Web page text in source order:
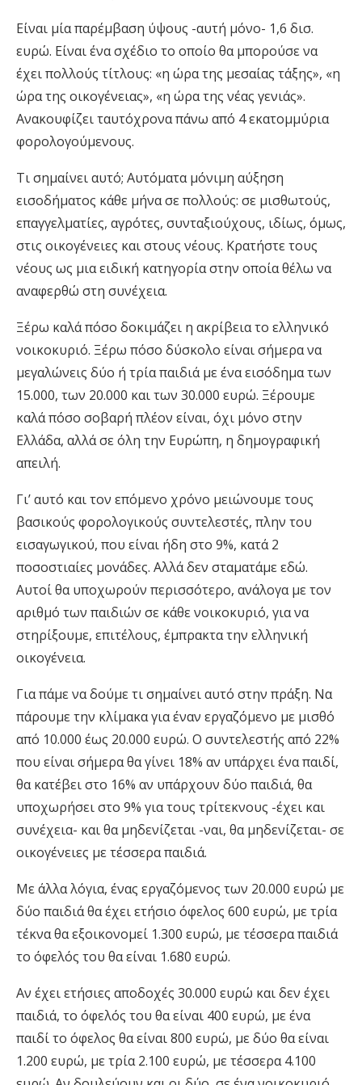
Είναι μία παρέμβαση ύψους -αυτή μόνο- 1,6 δισ.
ευρώ. Είναι ένα σχέδιο το οποίο θα μπορούσε να
έχει πολλούς τίτλους: «η ώρα της μεσαίας τάξης», «η
ώρα της οικογένειας», «η ώρα της νέας γενιάς».
Ανακουφίζει ταυτόχρονα πάνω από 4 εκατομμύρια
φορολογούμενους.
Τι σημαίνει αυτό; Αυτόματα μόνιμη αύξηση
εισοδήματος κάθε μήνα σε πολλούς: σε μισθωτούς,
επαγγελματίες, αγρότες, συνταξιούχους, ιδίως, όμως,
στις οικογένειες και στους νέους. Κρατήστε τους
νέους ως μια ειδική κατηγορία στην οποία θέλω να
αναφερθώ στη συνέχεια.
Ξέρω καλά πόσο δοκιμάζει η ακρίβεια το ελληνικό
νοικοκυριό. Ξέρω πόσο δύσκολο είναι σήμερα να
μεγαλώνεις δύο ή τρία παιδιά με ένα εισόδημα των
15.000, των 20.000 και των 30.000 ευρώ. Ξέρουμε
καλά πόσο σοβαρή πλέον είναι, όχι μόνο στην
Ελλάδα, αλλά σε όλη την Ευρώπη, η δημογραφική
απειλή.
Γι’ αυτό και τον επόμενο χρόνο μειώνουμε τους
βασικούς φορολογικούς συντελεστές, πλην του
εισαγωγικού, που είναι ήδη στο 9%, κατά 2
ποσοστιαίες μονάδες. Αλλά δεν σταματάμε εδώ.
Αυτοί θα υποχωρούν περισσότερο, ανάλογα με τον
αριθμό των παιδιών σε κάθε νοικοκυριό, για να
στηρίξουμε, επιτέλους, έμπρακτα την ελληνική
οικογένεια.
Για πάμε να δούμε τι σημαίνει αυτό στην πράξη. Να
πάρουμε την κλίμακα για έναν εργαζόμενο με μισθό
από 10.000 έως 20.000 ευρώ. Ο συντελεστής από 22%
που είναι σήμερα θα γίνει 18% αν υπάρχει ένα παιδί,
θα κατέβει στο 16% αν υπάρχουν δύο παιδιά, θα
υποχωρήσει στο 9% για τους τρίτεκνους -έχει και
συνέχεια- και θα μηδενίζεται -ναι, θα μηδενίζεται- σε
οικογένειες με τέσσερα παιδιά.
Με άλλα λόγια, ένας εργαζόμενος των 20.000 ευρώ με
δύο παιδιά θα έχει ετήσιο όφελος 600 ευρώ, με τρία
τέκνα θα εξοικονομεί 1.300 ευρώ, με τέσσερα παιδιά
το όφελός του θα είναι 1.680 ευρώ.
Αν έχει ετήσιες αποδοχές 30.000 ευρώ και δεν έχει
παιδιά, το όφελός του θα είναι 400 ευρώ, με ένα
παιδί το όφελος θα είναι 800 ευρώ, με δύο θα είναι
1.200 ευρώ, με τρία 2.100 ευρώ, με τέσσερα 4.100